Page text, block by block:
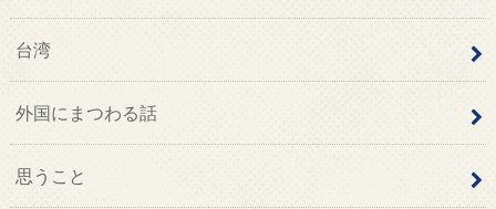
台湾
外国にまつわる話
思うこと